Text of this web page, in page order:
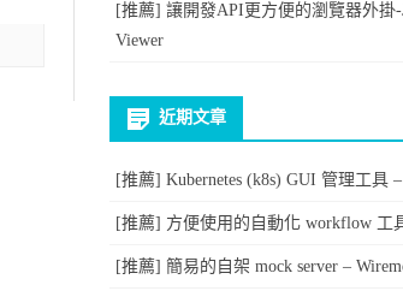
[推薦] 讓開發API更方便的瀏覽器外掛-
Viewer
近期文章
[推薦] Kubernetes (k8s) GUI 管理工具
[推薦] 方便使用的自動化 workflow 工
[推薦] 簡易的自架 mock server –